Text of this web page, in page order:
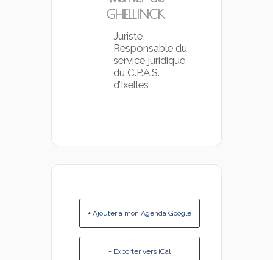
GHELLINCK
Juriste,
Responsable du
service juridique
du C.P.A.S.
d’Ixelles
+ Ajouter à mon Agenda Google
+ Exporter vers iCal